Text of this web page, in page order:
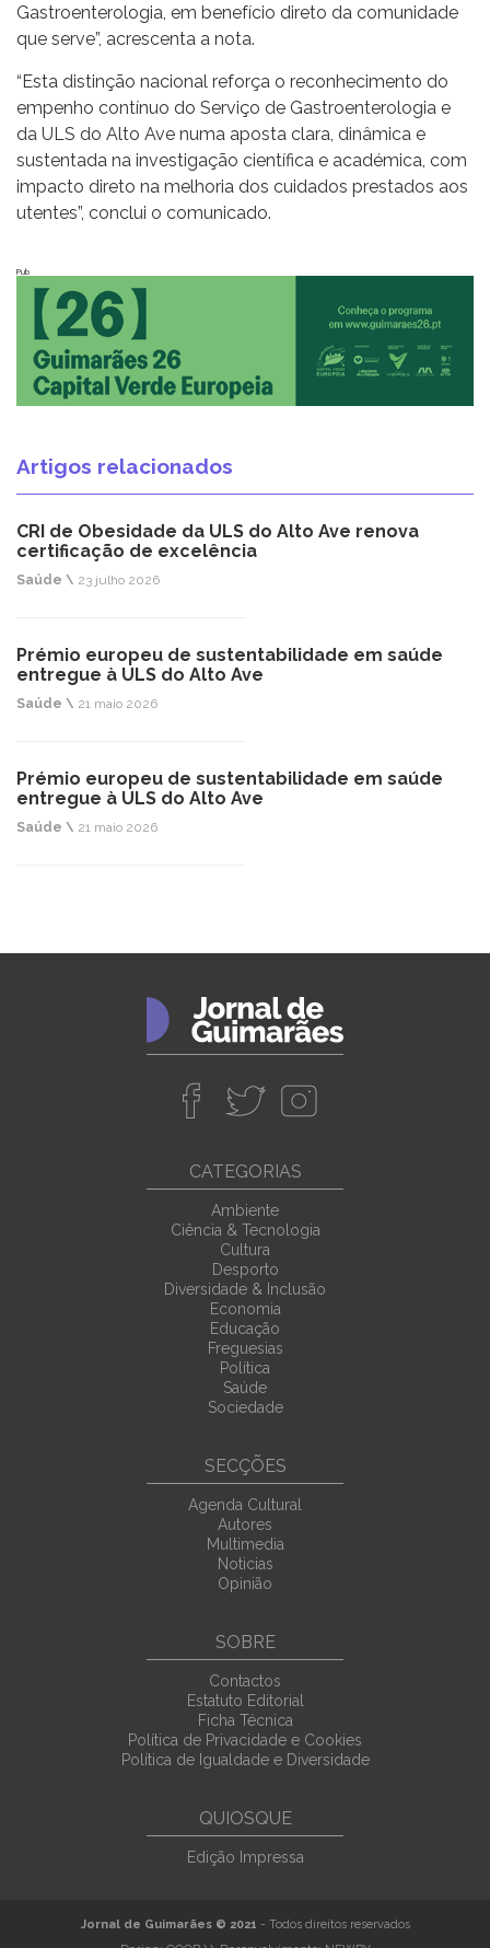
Gastroenterologia, em benefício direto da comunidade
que serve”, acrescenta a nota.
“Esta distinção nacional reforça o reconhecimento do
empenho contínuo do Serviço de Gastroenterologia e
da ULS do Alto Ave numa aposta clara, dinâmica e
sustentada na investigação científica e académica, com
impacto direto na melhoria dos cuidados prestados aos
utentes”, conclui o comunicado.
Pub
Artigos relacionados
CRI de Obesidade da ULS do Alto Ave renova
certificação de excelência
Saúde \ 23 julho 2026
Prémio europeu de sustentabilidade em saúde
entregue à ULS do Alto Ave
Saúde \ 21 maio 2026
Prémio europeu de sustentabilidade em saúde
entregue à ULS do Alto Ave
Saúde \ 21 maio 2026
CATEGORIAS
Ambiente
Ciência & Tecnologia
Cultura
Desporto
Diversidade & Inclusão
Economia
Educação
Freguesias
Política
Saúde
Sociedade
SECÇÕES
Agenda Cultural
Autores
Multimedia
Noticias
Opinião
SOBRE
Contactos
Estatuto Editorial
Ficha Técnica
Política de Privacidade e Cookies
Política de Igualdade e Diversidade
QUIOSQUE
Edição Impressa
Jornal de Guimarães © 2021 - Todos direitos reservados